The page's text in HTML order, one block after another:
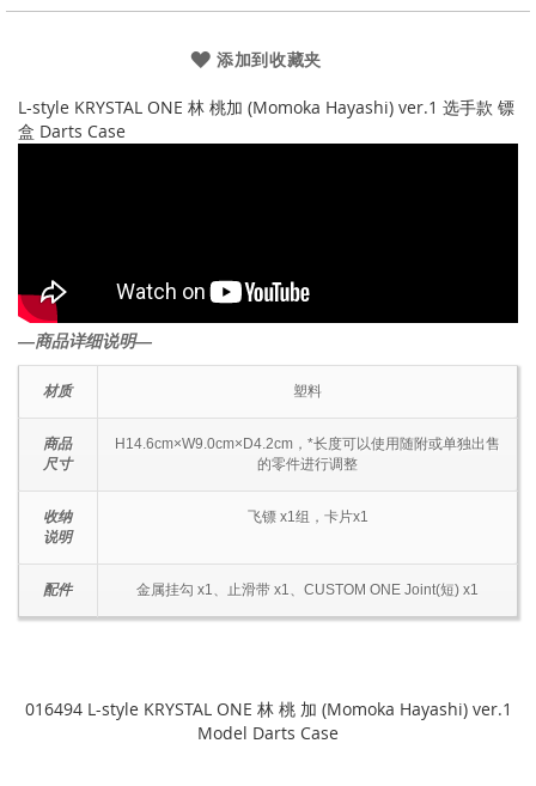
添加到收藏夹
L-style KRYSTAL ONE 林 桃加 (Momoka Hayashi) ver.1 选手款 镖
盒 Darts Case
―商品详细说明―
材质 塑料
商品
尺寸
H14.6cm×W9.0cm×D4.2cm，*长度可以使用随附或单独出售
的零件进行调整
收纳
说明
飞镖 x1组，卡片x1
配件 金属挂勾 x1、止滑带 x1、CUSTOM ONE Joint(短) x1
016494 L-style KRYSTAL ONE 林 桃 加 (Momoka Hayashi) ver.1
Model Darts Case